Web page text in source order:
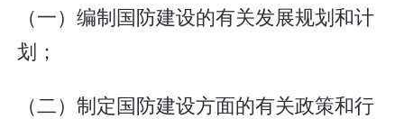
（一）编制国防建设的有关发展规划和计
划；
（二）制定国防建设方面的有关政策和行